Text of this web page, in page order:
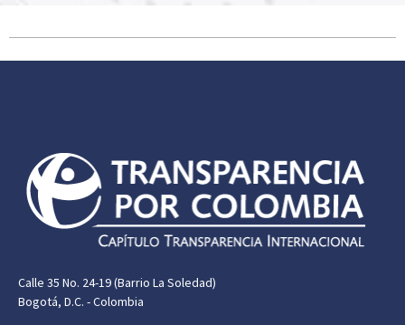
Calle 35 No. 24-19 (Barrio La Soledad)
Bogotá, D.C. - Colombia